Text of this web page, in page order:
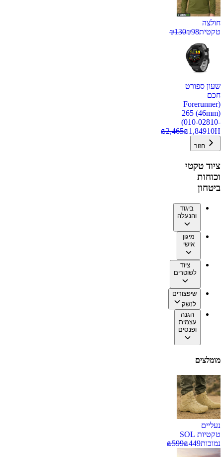
חולצה
טקטית
₪98
₪130
שעון ספורט
חכם
(Forerunner
265 (46mm)
(010-02810-
10H
₪1,849
₪2,465
חזור
ציוד טקטי
וכוחות
ביטחון
ביגוד
והנעלה
מיגון
אישי
ציוד
לשוטרים
שיפצורים
לנשק
הגנה
עצמית
ופנסים
מומלצים
נעליים
טקטיות SOL
נמוכות
₪449
₪599